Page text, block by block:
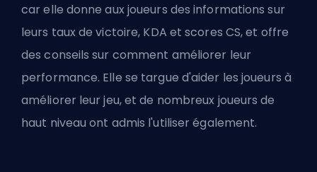
car elle donne aux joueurs des informations sur
leurs taux de victoire, KDA et scores CS, et offre
des conseils sur comment améliorer leur
performance. Elle se targue d'aider les joueurs à
améliorer leur jeu, et de nombreux joueurs de
haut niveau ont admis l'utiliser également.